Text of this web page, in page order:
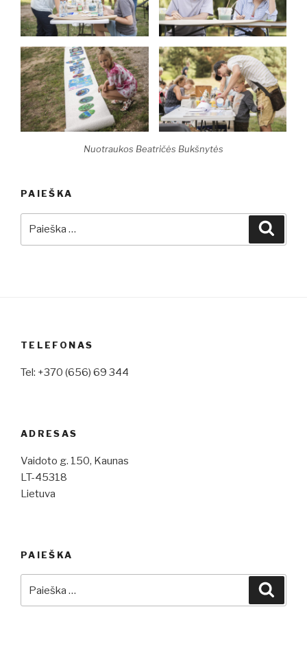
Nuotraukos Beatričės Bukšnytės
PAIEŠKA
TELEFONAS
Tel: +370 (656) 69 344
ADRESAS
Vaidoto g. 150, Kaunas
LT-45318
Lietuva
PAIEŠKA